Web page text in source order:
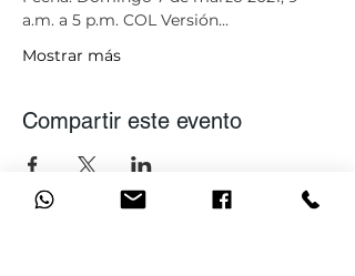
a.m. a 5 p.m. COL Versión…
Mostrar más
Compartir este evento